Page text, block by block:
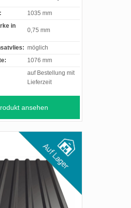
1035 mm
in
0,75 mm
möglich
1076 mm
auf Bestellung mit
Lieferzeit
ansehen